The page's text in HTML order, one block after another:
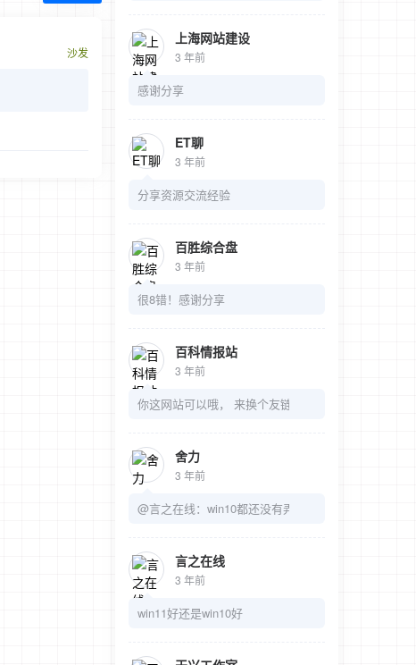
沙发
上海网站建设
3 年前
感谢分享
ET聊
3 年前
分享资源交流经验
百胜综合盘
3 年前
很8错！感谢分享
百科情报站
3 年前
你这网站可以哦， 来换个友链吧
舍力
3 年前
@言之在线：win10都还没有弄明白呢
言之在线
3 年前
win11好还是win10好